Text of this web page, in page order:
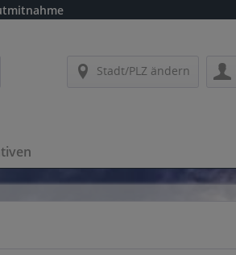
Stadt/PLZ ändern